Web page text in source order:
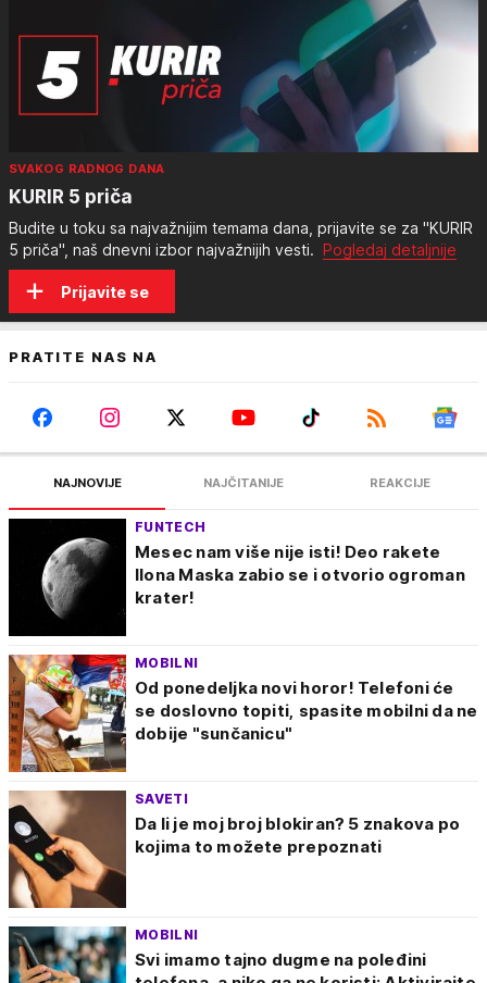
SVAKOG RADNOG DANA
KURIR 5 priča
Budite u toku sa najvažnijim temama dana, prijavite se za "KURIR
5 priča", naš dnevni izbor najvažnijih vesti. Pogledaj detaljnije
Prijavite se
PRATITE NAS NA
NAJNOVIJE NAJČITANIJE REAKCIJE
FUNTECH
Mesec nam više nije isti! Deo rakete
Ilona Maska zabio se i otvorio ogroman
krater!
MOBILNI
Od ponedeljka novi horor! Telefoni će
se doslovno topiti, spasite mobilni da ne
dobije "sunčanicu"
SAVETI
Da li je moj broj blokiran? 5 znakova po
kojima to možete prepoznati
MOBILNI
Svi imamo tajno dugme na poleđini